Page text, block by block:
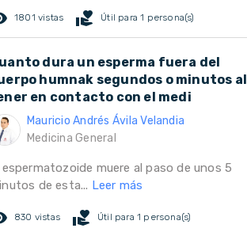
1801 vistas volunteer_activism Útil para 1 persona(s)
dura un esperma fuera del
humnak segundos o minutos al
en contacto con el medi
Mauricio Andrés Ávila Velandia
Medicina General
espermatozoide muere al paso de unos 5
de esta... Leer más
830 vistas volunteer_activism Útil para 1 persona(s)